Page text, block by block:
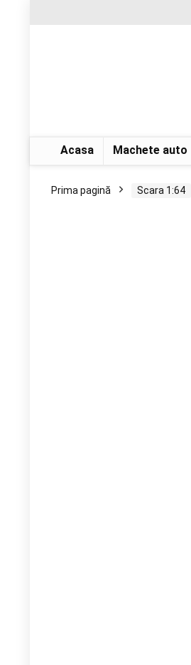
Acasa Machete auto
Prima pagină Scara 1:64